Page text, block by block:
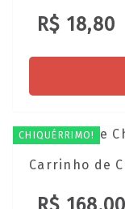
R$ 18,80
CHIQUÉRRIMO!
Carrinho de